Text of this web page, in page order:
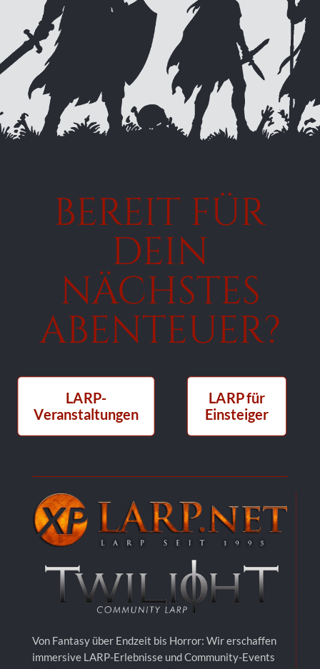
BEREIT FÜR
DEIN
NÄCHSTES
ABENTEUER?
LARP-
Veranstaltungen
LARP für
Einsteiger
Von Fantasy über Endzeit bis Horror: Wir erschaffen
immersive LARP-Erlebnisse und Community-Events